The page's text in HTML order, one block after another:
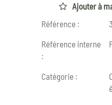
Ajouter à
Référence :
Référence interne
:
Catégorie :